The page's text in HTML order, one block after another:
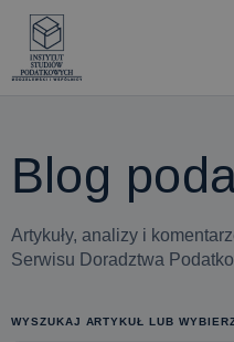
Blog
Artykuły, analizy i
Serwisu Doradztwa
WYSZUKAJ ARTYKUŁ LUB